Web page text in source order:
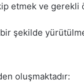
etmek ve gerekli
şekilde
oluşmaktadır: